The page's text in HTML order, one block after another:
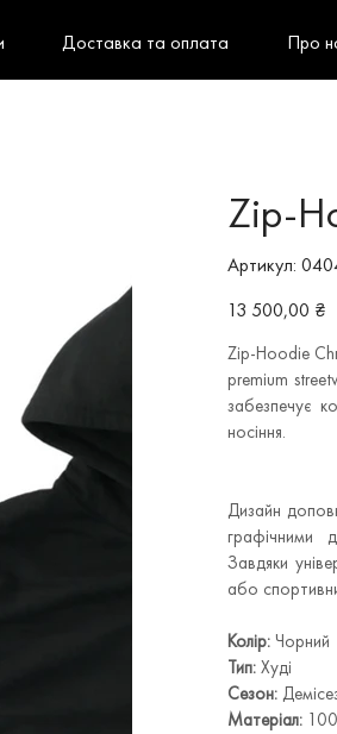
Доставка та оплата Про
Zip-
Артикул:
Ціна
13 500,00 ₴
Zip-Hoodie
premium
забезпечує
носіння.
Дизайн
графічними
Завдяки
або
Колір:Чорний
Тип:Худі
Сезон:
Матеріал: